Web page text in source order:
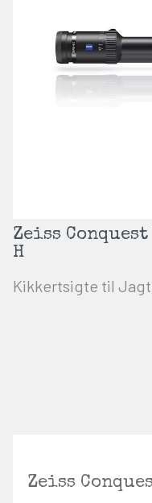
Zeiss Conquest
H
Kikkertsigte til
Zeiss